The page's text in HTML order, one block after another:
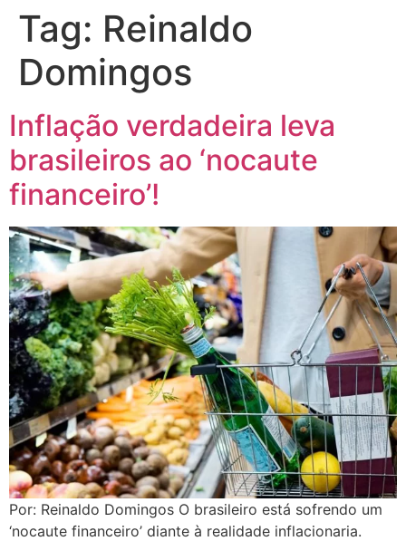
Tag: Reinaldo
Domingos
Inflação verdadeira leva
brasileiros ao ‘nocaute
financeiro’!
Por: Reinaldo Domingos O brasileiro está sofrendo um
‘nocaute financeiro’ diante à realidade inflacionaria.